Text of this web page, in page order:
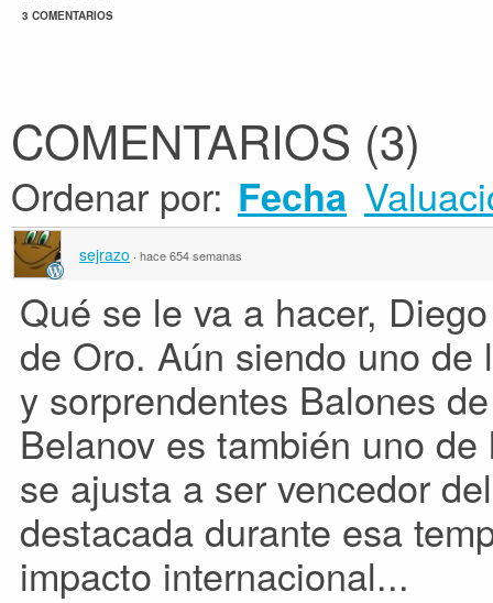
3 COMENTARIOS
COMENTARIOS (3)
Ordenar por: Fecha
sejrazo · hace 654 semanas
Qué se le va a hacer,
de Oro. Aún siendo uno de
y sorprendentes Balones
Belanov es también uno
se ajusta a ser vencedor
destacada durante esa
impacto internacional...